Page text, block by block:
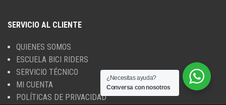
SERVICIO AL CLIENTE
QUIENES SOMOS
ESCUELA BICI RIDERS
SERVICIO TÉCNICO
MI CUENTA
POLÍTICAS DE PRIVACIDAD
¿Necesitas ayuda?
Conversa con nosotros